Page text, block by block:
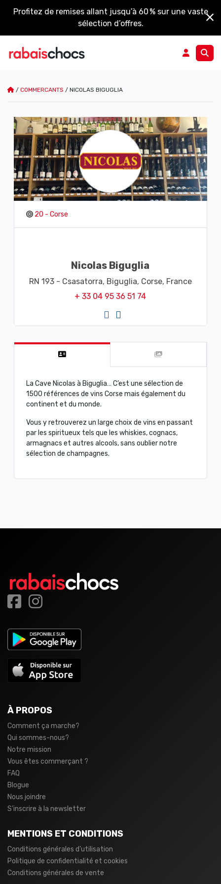
Profitez de remises allant jusqu’à 60 % sur une vaste
sélection d’offres.
/ COMMERCANTS / NICOLAS BIGUGLIA
20 - Corse
Nicolas Biguglia
RN 193 - Csasatorra, Biguglia, Corse, France
+ 33 04 95 36 51 74
La Cave Nicolas à Biguglia… C’est une sélection de
1500 références de vins Corse mais également du
continent et du monde.
Vous y retrouverez un large choix de vins en passant
par les spiritueux tels que les whiskies, cognacs,
armagnacs et autres alcools, sans oublier notre
sélection de champagnes.
À PROPOS
Comment ça marche?
Qui sommes-nous?
Notre mission
Vous êtes commerçant ?
FAQ
Blogue
Nous joindre
S’inscrire à la newsletter
MENTIONS ET CONDITIONS
Conditions générales d’utilisation
Politique de confidentialité et cookies
Conditions générales de vente